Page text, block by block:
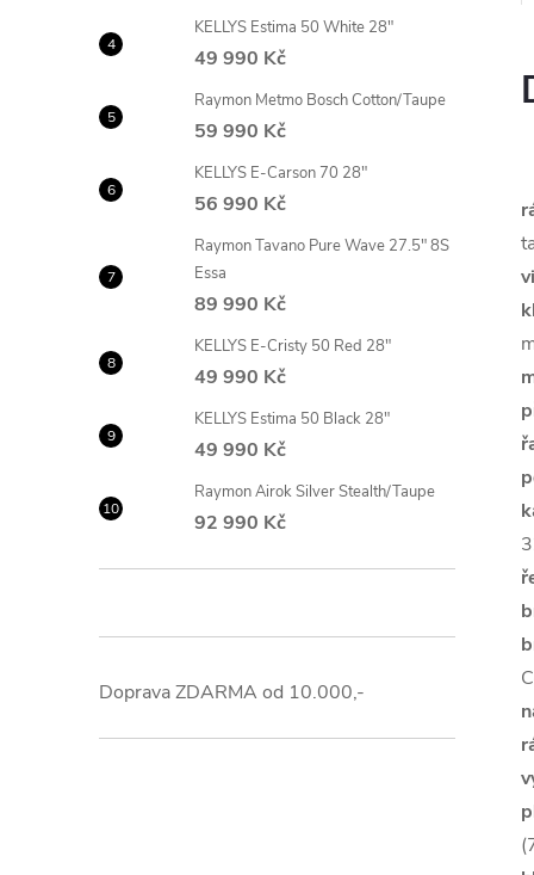
KELLYS Estima 50 White 28"
49 990 Kč
Raymon Metmo Bosch Cotton/Taupe
59 990 Kč
KELLYS E-Carson 70 28"
56 990 Kč
Raymon Tavano Pure Wave 27.5" 8S
Essa
89 990 Kč
KELLYS E-Cristy 50 Red 28"
49 990 Kč
KELLYS Estima 50 Black 28"
49 990 Kč
Raymon Airok Silver Stealth/Taupe
92 990 Kč
Doprava ZDARMA od 10.000,-